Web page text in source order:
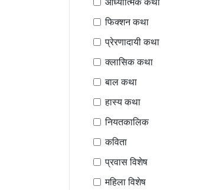
फिक्शन कथा
प्रेरणादायी कथा
क्लासिक कथा
बाल कथा
हास्य कथा
नियतकालिक
कविता
प्रवास विशेष
महिला विशेष